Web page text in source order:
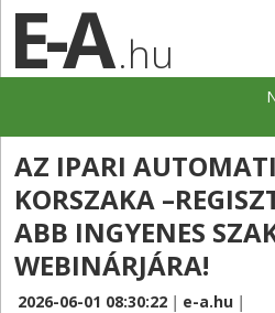
.hu
AZ IPARI
KORSZAKA
ABB INGYENES
WEBINÁRJÁRA!
2026-06-01 08:30:22 | e-a.hu |